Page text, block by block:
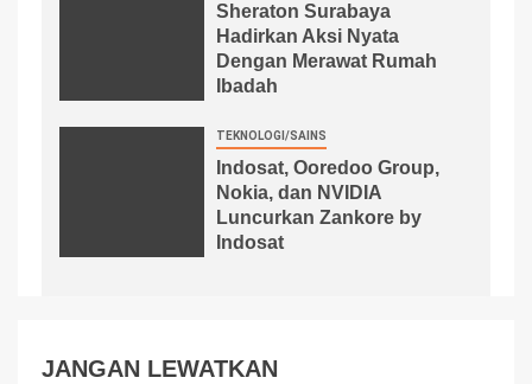
Sheraton Surabaya
Hadirkan Aksi Nyata
Dengan Merawat Rumah
Ibadah
TEKNOLOGI/SAINS
Indosat, Ooredoo Group,
Nokia, dan NVIDIA
Luncurkan Zankore by
Indosat
JANGAN LEWATKAN